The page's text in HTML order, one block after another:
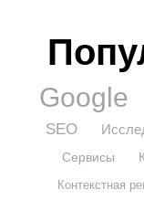
Google
SEO
Сервисы
Контекстная